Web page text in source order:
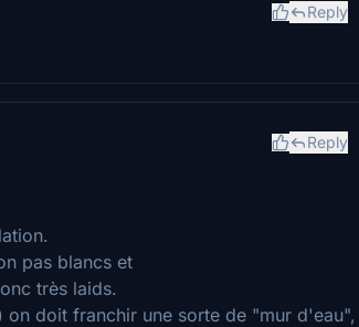
Reply
Reply
pas blancs et
très laids.
doit franchir une sorte de "mur d'eau",